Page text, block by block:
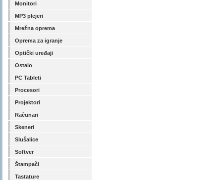
Monitori
MP3 plejeri
Mrežna oprema
Oprema za igranje
Optički uređaji
Ostalo
PC Tableti
Procesori
Projektori
Računari
Skeneri
Slušalice
Softver
Štampači
Tastature